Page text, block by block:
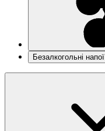
Безалкогольні напої